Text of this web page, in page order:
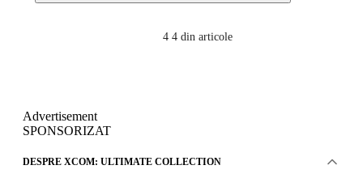
4 4 din articole
Advertisement
SPONSORIZAT
DESPRE XCOM: ULTIMATE COLLECTION